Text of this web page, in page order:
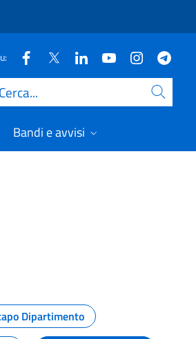
Cerca
Bandi e avvisi
Dipartimento